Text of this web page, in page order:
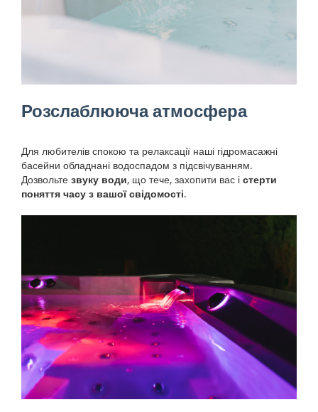
Розслаблююча атмосфера
Для любителів спокою та релаксації наші гідромасажні
басейни обладнані водоспадом з підсвічуванням.
Дозвольте звуку води, що тече, захопити вас і стерти
поняття часу з вашої свідомості.